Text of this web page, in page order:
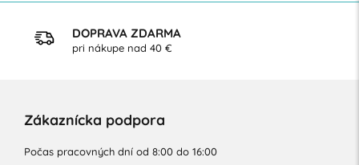
DOPRAVA ZDARMA
pri nákupe nad 40 €
Zákaznícka podpora
Počas pracovných dní od 8:00 do 16:00